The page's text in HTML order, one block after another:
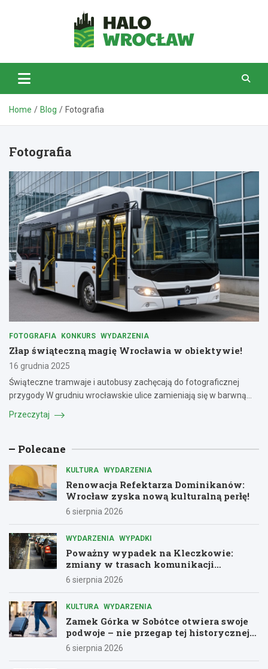
HaloWrocław.pl
Home Blog Fotografia
Fotografia
FOTOGRAFIA KONKURS WYDARZENIA
Złap świąteczną magię Wrocławia w obiektywie!
16 grudnia 2025
Świąteczne tramwaje i autobusy zachęcają do fotograficznej
przygody W grudniu wrocławskie ulice zamieniają się w barwną…
Przeczytaj
Polecane
KULTURA WYDARZENIA
Renowacja Refektarza Dominikanów:
Wrocław zyska nową kulturalną perłę!
6 sierpnia 2026
WYDARZENIA WYPADKI
Poważny wypadek na Kleczkowie:
zmiany w trasach komunikacji
miejskiej
6 sierpnia 2026
KULTURA WYDARZENIA
Zamek Górka w Sobótce otwiera swoje
podwoje – nie przegap tej historycznej
przygody!
6 sierpnia 2026